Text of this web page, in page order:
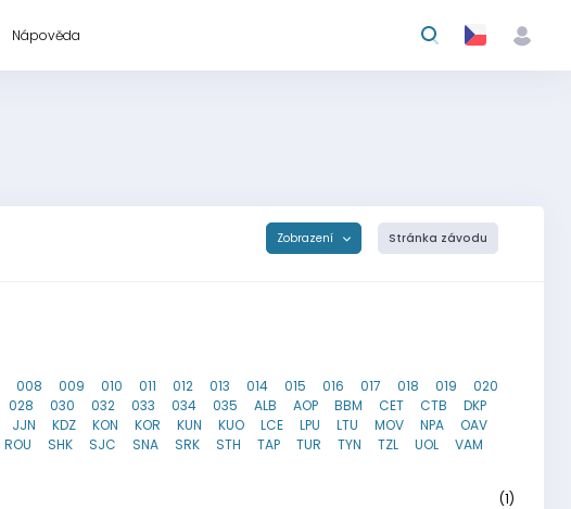
Nápověda
Zobrazení Stránka závodu
008 009 010 011 012 013 014 015 016 017 018 019
020
028 030 032 033 034 035 ALB AOP BBM CET CTB
DKP
JJN KDZ KON KOR KUN KUO LCE LPU LTU MOV NPA
OAV
ROU SHK SJC SNA SRK STH TAP TUR TYN TZL UOL
VAM
(1)